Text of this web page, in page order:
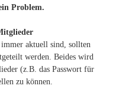
Problem.
aktuell sind, sollten
werden. Beides wird
(z.B. das Passwort für
zu können.